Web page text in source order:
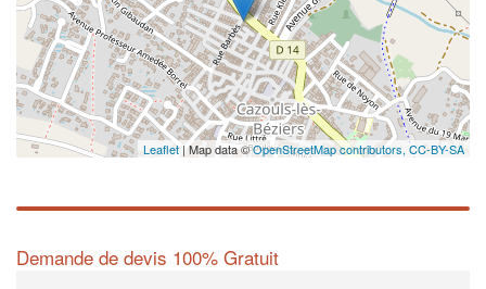
Leaflet| Map data ©OpenStreetMap contributors, CC-BY-SA
Demande de devis 100% Gratuit